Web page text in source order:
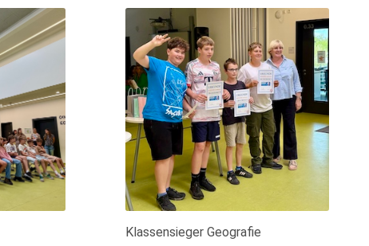
Klassensieger Geografie